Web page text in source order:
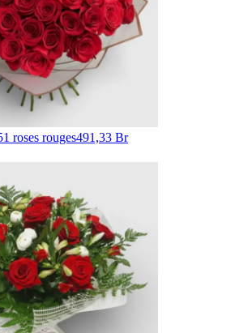
roses rouges491,33 Br